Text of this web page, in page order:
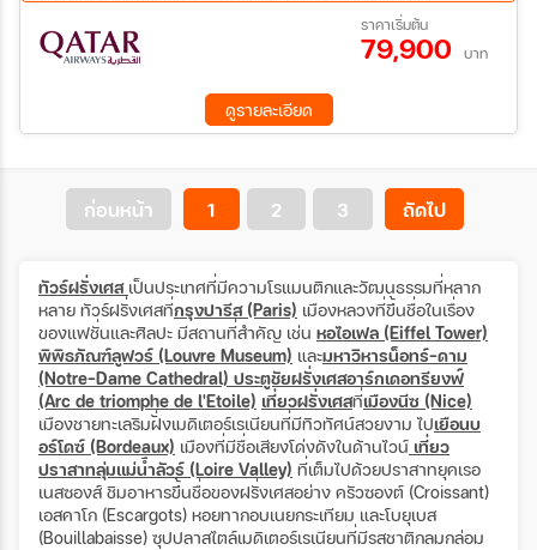
หารแซงต์แซร์แนง – การ์กาซอน – ป้อมปราการ Carcassonne –
อันดอร์รา ลาเวลลา – มอนต์เซอร์รัต – มหาวิหารซานตามาเรีย เดอ
มอนต์เซอร์รัต – บาร์เซโลนา – ถนนลารัมบลา – สนามกีฬาโอลิมปิค –
20 ก.ย. 69 - 27 ก.ย. 69
03 ต.ค. 69 - 10 ต.ค. 69
18 ต.ค. 69 - 25 ต.ค. 69
07 พ.ย. 69 - 14 พ.ย. 69
05 ธ.ค. 69 - 12 ธ.ค. 69
ราคาเริ่มต้น
79,900 บาท
ดูรายละเอียด
ก่อนหน้า 1 2 3 ถัดไป
ทัวร์ฝรั่งเศส เป็นประเทศที่มีความโรแมนติกและวัฒนธรรมที่หลาก
หลาย ทัวร์ฝรั่งเศสที่กรุงปารีส (Paris) เมืองหลวงที่ขึ้นชื่อในเรื่อง
ของแฟชั่นและศิลปะ มีสถานที่สำคัญ เช่น หอไอเฟล (Eiffel Tower)
พิพิธภัณฑ์ลูฟวร์ (Louvre Museum) และมหาวิหารน็อทร์-ดาม
(Notre-Dame Cathedral) ประตูชัยฝรั่งเศสอาร์กเดอทรียงฟ์
(Arc de triomphe de l'Etoile) เที่ยวฝรั่งเศสที่เมืองนีซ (Nice)
เมืองชายทะเลริมฝั่งเมดิเตอร์เรเนียนที่มีทิวทัศน์สวยงาม ไปเยือนบ
อร์โดซ์ (Bordeaux) เมืองที่มีชื่อเสียงโด่งดังในด้านไวน์ เที่ยว
ปราสาทลุ่มแม่น้ำลัวร์ (Loire Valley) ที่เต็มไปด้วยปราสาทยุคเรอ
เนสซองส์ ชิมอาหารขึ้นชื่อของฝรั่งเศสอย่าง ครัวซองต์ (Croissant)
เอสคาโก (Escargots) หอยทากอบเนยกระเทียม และโบยุเบส
(Bouillabaisse) ซุปปลาสไตล์เมดิเตอร์เรเนียนที่มีรสชาติกลมกล่อม